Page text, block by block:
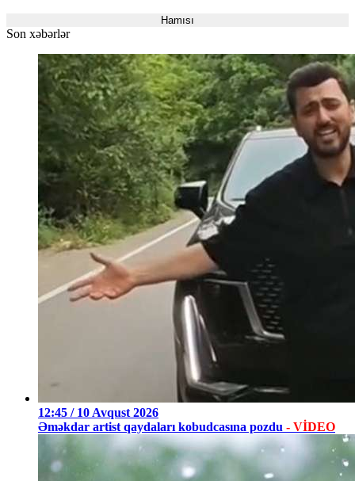
Hamısı
Son xəbərlər
12:45 / 10 Avqust 2026
Əməkdar artist qaydaları kobudcasına pozdu - VİDEO